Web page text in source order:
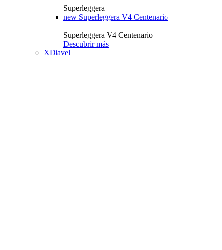
Superleggera
new Superleggera V4 Centenario
Superleggera V4 Centenario
Descubrir más
XDiavel